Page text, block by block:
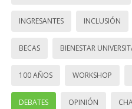
INGRESANTES INCLUSIÓN
BECAS BIENESTAR
100 AÑOS WORKSHOP
DEBATES OPINIÓN